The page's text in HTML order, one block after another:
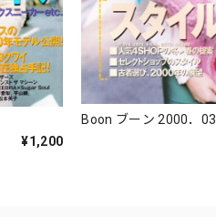
¥1,200
Boon ブーン 2000．03